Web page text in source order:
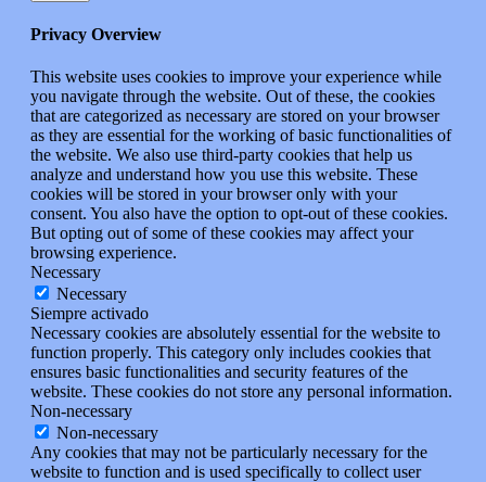
Privacy Overview
This website uses cookies to improve your experience while
you navigate through the website. Out of these, the cookies
that are categorized as necessary are stored on your browser
as they are essential for the working of basic functionalities of
the website. We also use third-party cookies that help us
analyze and understand how you use this website. These
cookies will be stored in your browser only with your
consent. You also have the option to opt-out of these cookies.
But opting out of some of these cookies may affect your
browsing experience.
Necessary
Necessary
Siempre activado
Necessary cookies are absolutely essential for the website to
function properly. This category only includes cookies that
ensures basic functionalities and security features of the
website. These cookies do not store any personal information.
Non-necessary
Non-necessary
Any cookies that may not be particularly necessary for the
website to function and is used specifically to collect user